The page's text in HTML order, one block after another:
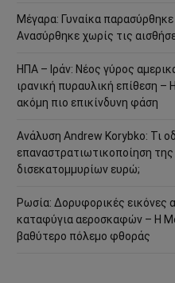
Μέγαρα: Γυναίκα
Ανασύρθηκε χωρίς τις
ΗΠΑ – Ιράν: Νέος γύρος
ιρανική πυραυλική επίθεση –
ακόμη πιο επικίνδυνη φάση
Ανάλυση Andrew Korybko: Τι
επαναστρατιωτικοποίηση
δισεκατομμυρίων ευρώ;
Ρωσία: Δορυφορικές
καταφύγια αεροσκαφών – Η
βαθύτερο πόλεμο φθοράς